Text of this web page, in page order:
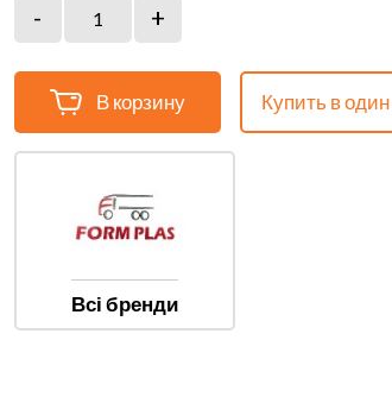
В корзину Купить в один
Всі бренди